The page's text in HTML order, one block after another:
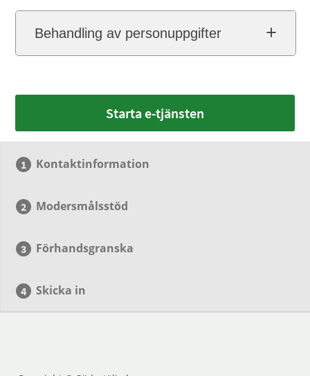
Behandling av personuppgifter
Starta e-tjänsten
Kontaktinformation
Modersmålsstöd
Förhandsgranska
Skicka in